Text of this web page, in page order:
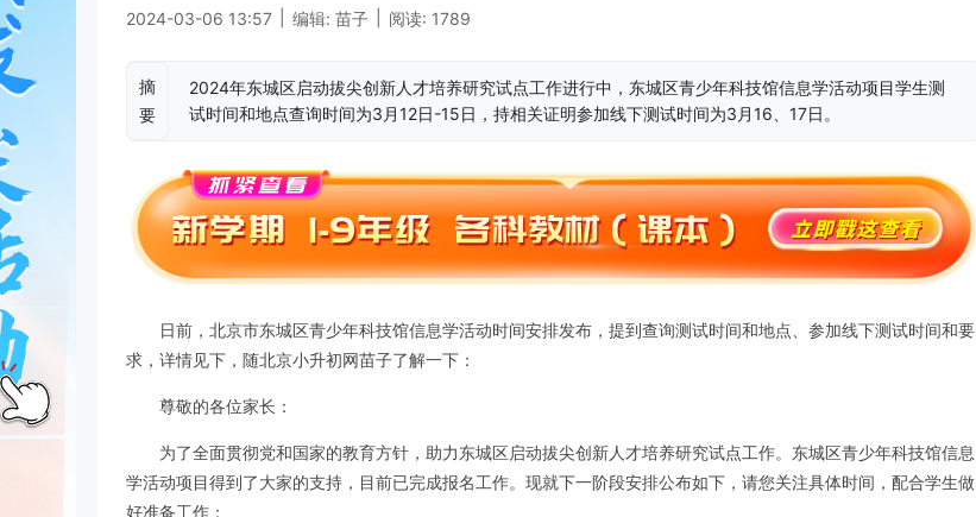
2024-03-06 13:57 编辑: 苗子 阅读: 1789
摘
要
2024年东城区启动拔尖创新人才培养研究试点工作进行中，东城区青少年科技馆信息学活动项目学生测
试时间和地点查询时间为3月12日-15日，持相关证明参加线下测试时间为3月16、17日。
日前，北京市东城区青少年科技馆信息学活动时间安排发布，提到查询测试时间和地点、参加线下测试时间和要
求，详情见下，随北京小升初网苗子了解一下：
尊敬的各位家长：
为了全面贯彻党和国家的教育方针，助力东城区启动拔尖创新人才培养研究试点工作。东城区青少年科技馆信息
学活动项目得到了大家的支持，目前已完成报名工作。现就下一阶段安排公布如下，请您关注具体时间，配合学生做
好准备工作：